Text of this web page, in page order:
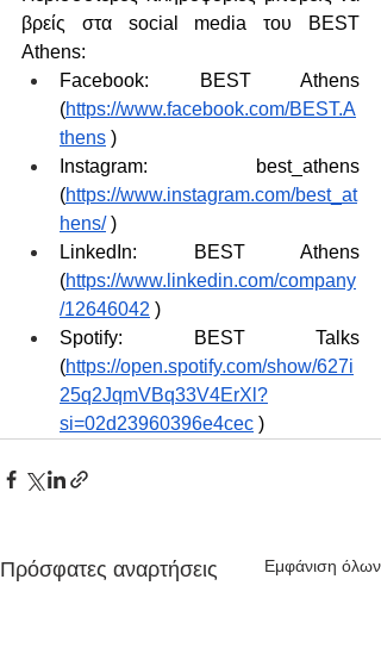
βρείς στα social media του BEST
Athens:
Facebook: BEST Athens
(https://www.facebook.com/BEST.A
thens )
Instagram: best_athens
(https://www.instagram.com/best_at
hens/ )
LinkedIn: BEST Athens
(https://www.linkedin.com/company
/12646042 )
Spotify: BEST Talks
(https://open.spotify.com/show/627i
25q2JqmVBq33V4ErXl?
si=02d23960396e4cec )
Πρόσφατες αναρτήσεις Εμφάνιση όλων